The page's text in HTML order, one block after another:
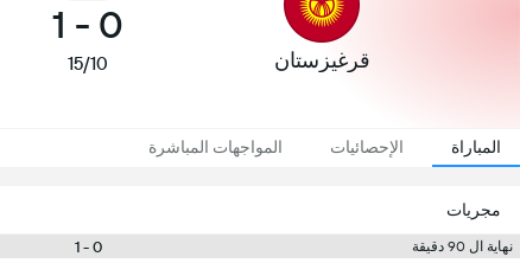
قرغيزستان
0
-
1
15/10
المباراة الإحصائيات المواجهات المباشرة
مجريات
نهاية ال 90 دقيقة 0 - 1